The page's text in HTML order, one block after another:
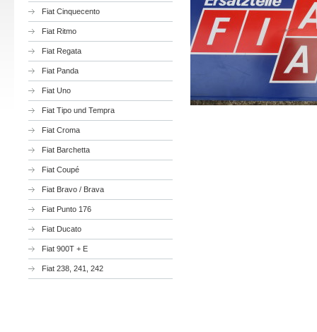
Fiat Cinquecento
Fiat Ritmo
Fiat Regata
Fiat Panda
Fiat Uno
Fiat Tipo und Tempra
Fiat Croma
Fiat Barchetta
Fiat Coupé
Fiat Bravo / Brava
Fiat Punto 176
Fiat Ducato
Fiat 900T + E
Fiat 238, 241, 242